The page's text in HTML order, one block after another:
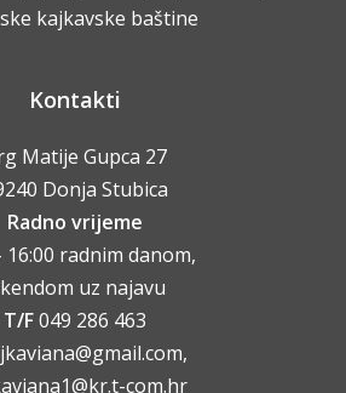
kajkavske baštine
Kontakti
Matije Gupca 27
Donja Stubica
Radno vrijeme
16:00 radnim danom,
uz najavu
T/F049 286 463
com.hr